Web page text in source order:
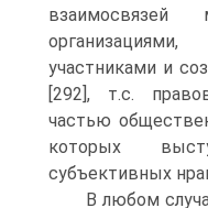
участниками и
[292], т.с.
частью
которых
субъективных
В любом